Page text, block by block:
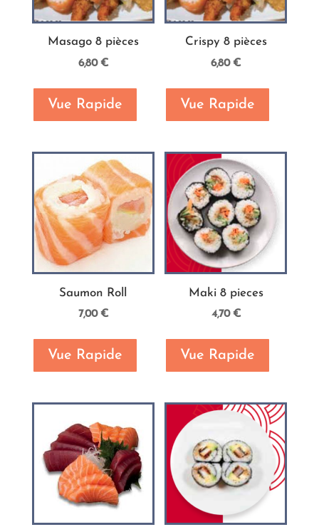
Masago 8 pièces
6,80€
Vue Rapide
Crispy 8 pièces
6,80€
Vue Rapide
Saumon Roll
7,00€
Vue Rapide
Maki 8 pieces
4,70€
Vue Rapide